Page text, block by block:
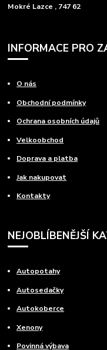
Mokré Lazce , 747 62
INFORMACE PRO
O nás
Obchodní podmínky
Ochrana osobních údajů
Velkoobchod
Doprava a platba
Jak nakupovat
Kontakty
NEJOBLÍBENĚJŠÍ
Autopotahy
Autosedačky
Autokoberce
Xenony
Povinná výbava